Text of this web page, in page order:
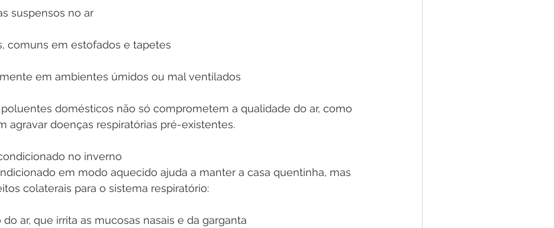
suspensos no ar
comuns em estofados e tapetes
em ambientes úmidos ou mal ventilados
domésticos não só comprometem a qualidade do ar, como
agravar doenças respiratórias pré-existentes.
no inverno
em modo aquecido ajuda a manter a casa quentinha, mas
colaterais para o sistema respiratório:
ar, que irrita as mucosas nasais e da garganta